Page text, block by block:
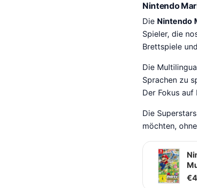
Nintendo
Die Nintendo
Spieler, die
Brettspiele
Die
Sprachen zu
Der Fokus
Die
möchten,
€